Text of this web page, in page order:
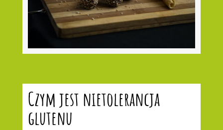
Czym jest nietolerancja
glutenu